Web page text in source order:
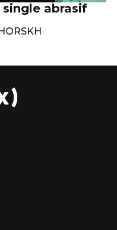
single abrasif